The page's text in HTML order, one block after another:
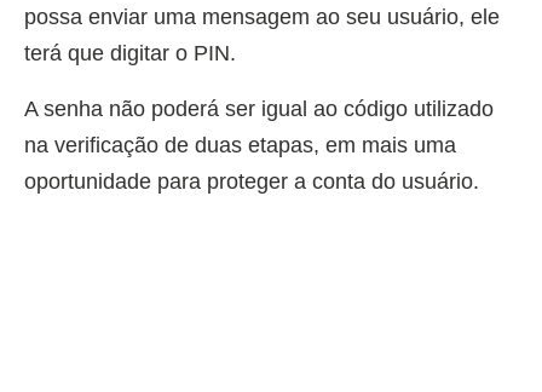
possa enviar uma mensagem ao seu usuário, ele
terá que digitar o PIN.
A senha não poderá ser igual ao código utilizado
na verificação de duas etapas, em mais uma
oportunidade para proteger a conta do usuário.